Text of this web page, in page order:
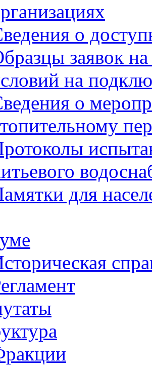
о
заявок
на
о
для